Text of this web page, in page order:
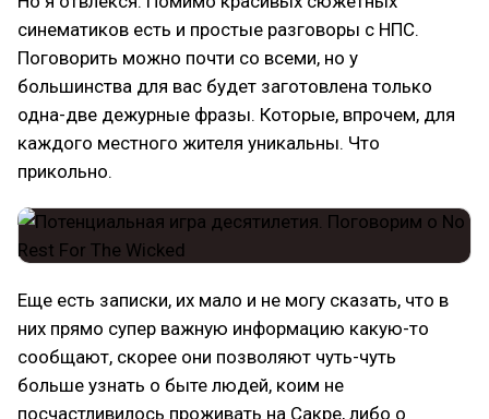
синематиков есть и простые разговоры с НПС.
Поговорить можно почти со всеми, но у
большинства для вас будет заготовлена только
одна-две дежурные фразы. Которые, впрочем, для
каждого местного жителя уникальны. Что
прикольно.
Еще есть записки, их мало и не могу сказать, что в
них прямо супер важную информацию какую-то
сообщают, скорее они позволяют чуть-чуть
больше узнать о быте людей, коим не
посчастливилось проживать на Сакре, либо о